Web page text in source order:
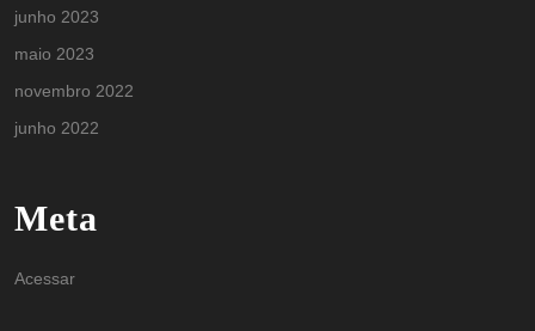
junho 2023
maio 2023
novembro 2022
junho 2022
Meta
Acessar